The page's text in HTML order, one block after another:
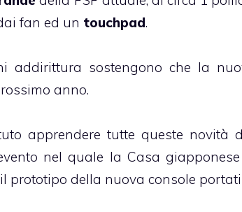
fan ed un touchpad.
addirittura sostengono che la
anno.
apprendere tutte queste novità
nel quale la Casa
prototipo della nuova console